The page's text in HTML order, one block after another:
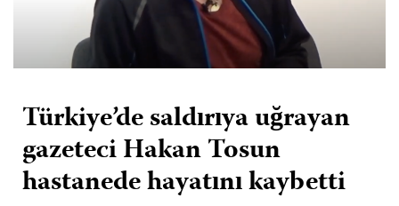
Türkiye’de saldırıya uğrayan
gazeteci Hakan Tosun
hastanede hayatını kaybetti